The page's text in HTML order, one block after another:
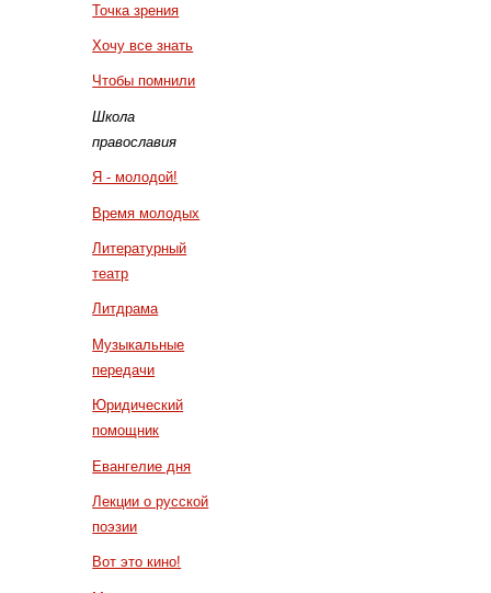
Точка зрения
Хочу все знать
Чтобы помнили
Школа
православия
Я - молодой!
Время молодых
Литературный
театр
Литдрама
Музыкальные
передачи
Юридический
помощник
Евангелие дня
Лекции о русской
поэзии
Вот это кино!